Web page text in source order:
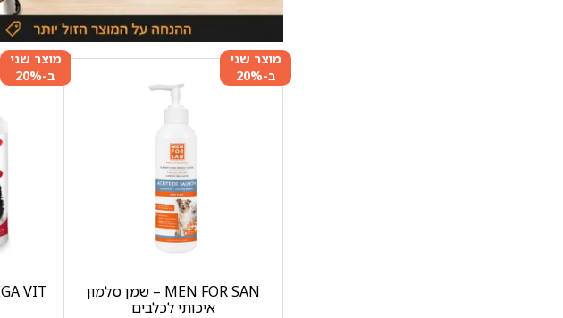
מוצר שני
ב-20%
MEN FOR SAN – שמן סלמון
איכותי לכלבים
מוצר שני
ב-20%